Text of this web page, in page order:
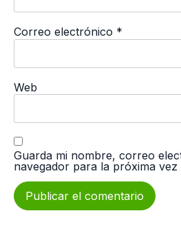
Correo electrónico *
Web
Guarda mi nombre, correo
navegador para la próxima vez